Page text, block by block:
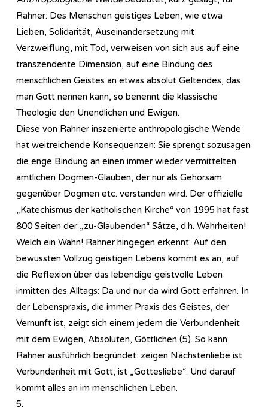
Rahner: Des Menschen geistiges Leben, wie etwa
Lieben, Solidarität, Auseinandersetzung mit
Verzweiflung, mit Tod, verweisen von sich aus auf eine
transzendente Dimension, auf eine Bindung des
menschlichen Geistes an etwas absolut Geltendes, das
man Gott nennen kann, so benennt die klassische
Theologie den Unendlichen und Ewigen.
Diese von Rahner inszenierte anthropologische Wende
hat weitreichende Konsequenzen: Sie sprengt sozusagen
die enge Bindung an einen immer wieder vermittelten
amtlichen Dogmen-Glauben, der nur als Gehorsam
gegenüber Dogmen etc. verstanden wird. Der offizielle
„Katechismus der katholischen Kirche“ von 1995 hat fast
800 Seiten der „zu-Glaubenden“ Sätze, d.h. Wahrheiten!
Welch ein Wahn! Rahner hingegen erkennt: Auf den
bewussten Vollzug geistigen Lebens kommt es an, auf
die Reflexion über das lebendige geistvolle Leben
inmitten des Alltags: Da und nur da wird Gott erfahren. In
der Lebenspraxis, die immer Praxis des Geistes, der
Vernunft ist, zeigt sich einem jedem die Verbundenheit
mit dem Ewigen, Absoluten, Göttlichen (5). So kann
Rahner ausführlich begründet: zeigen Nächstenliebe ist
Verbundenheit mit Gott, ist „Gottesliebe“. Und darauf
kommt alles an im menschlichen Leben.
5.